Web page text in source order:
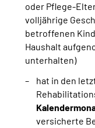
oder Pflege-
volljährige
betroffenen
Haushalt
unterhalten)
hat in den
versicherte